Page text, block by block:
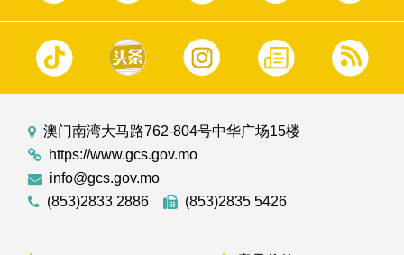
澳门南湾大马路762-804号中华广场15楼
https://www.gcs.gov.mo
info@gcs.gov.mo
(853)2833 2886
(853)2835 5426